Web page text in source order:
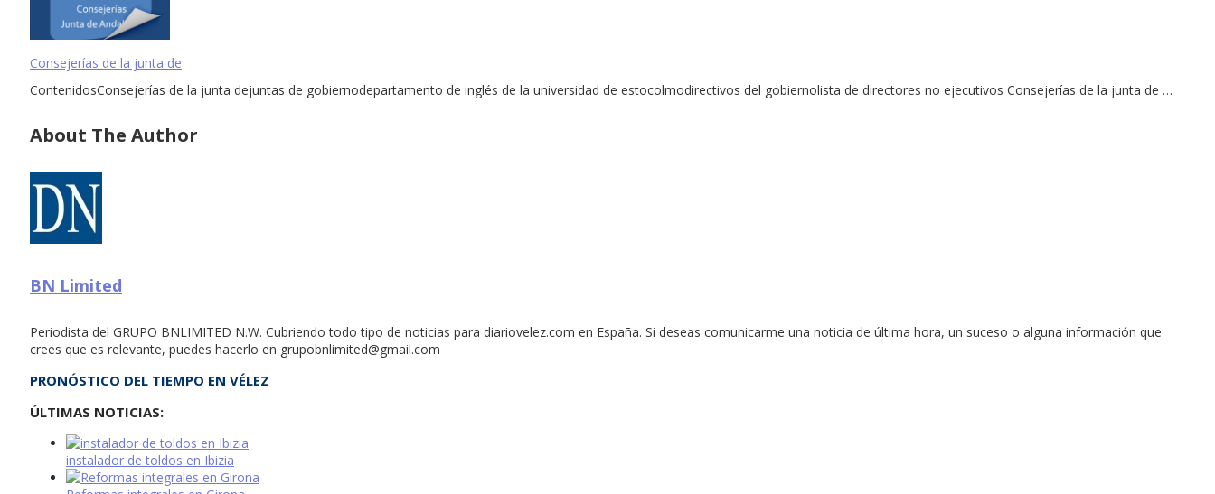
Consejerías de la junta de
ContenidosConsejerías de la junta dejuntas de gobiernodepartamento de inglés de la universidad de estocolmodirectivos del gobiernolista de directores no ejecutivos Consejerías de la junta de …
About The Author
BN Limited
Periodista del GRUPO BNLIMITED N.W. Cubriendo todo tipo de noticias para diariovelez.com en España. Si deseas comunicarme una noticia de última hora, un suceso o alguna información que
crees que es relevante, puedes hacerlo en grupobnlimited@gmail.com
PRONÓSTICO DEL TIEMPO EN VÉLEZ
ÚLTIMAS NOTICIAS:
instalador de toldos en Ibizia